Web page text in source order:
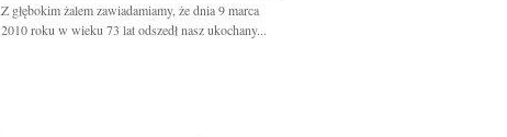
Z głębokim żalem zawiadamiamy, że dnia 9 marca
2010 roku w wieku 73 lat odszedł nasz ukochany...